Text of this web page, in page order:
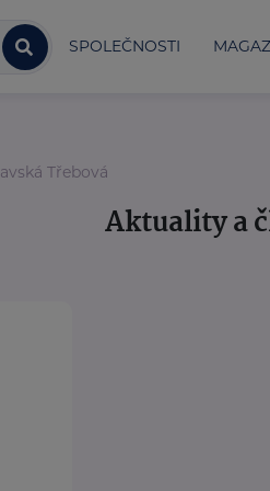
SPOLEČNOSTI
Třebová
Aktuality a